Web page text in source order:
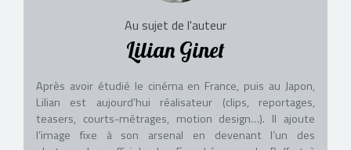
Au sujet de l'auteur
Lilian Ginet
Après avoir étudié le cinéma en France, puis au Japon,
Lilian est aujourd’hui réalisateur (clips, reportages,
teasers, courts-métrages, motion design…). Il ajoute
l’image fixe à son arsenal en devenant l’un des